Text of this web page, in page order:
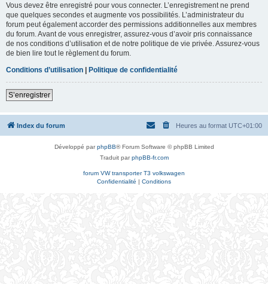
Vous devez être enregistré pour vous connecter. L’enregistrement ne prend
que quelques secondes et augmente vos possibilités. L’administrateur du
forum peut également accorder des permissions additionnelles aux membres
du forum. Avant de vous enregistrer, assurez-vous d’avoir pris connaissance
de nos conditions d’utilisation et de notre politique de vie privée. Assurez-vous
de bien lire tout le règlement du forum.
Conditions d’utilisation | Politique de confidentialité
S’enregistrer
Index du forum Heures au format UTC+01:00
Développé parphpBB® Forum Software © phpBB Limited
Traduit parphpBB-fr.com
forum VW transporter T3 volkswagen
Confidentialité | Conditions